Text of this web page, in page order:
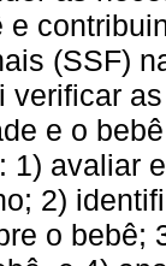
e
(SSF)
verificar
e o
1) avaliar
2)
o bebê;